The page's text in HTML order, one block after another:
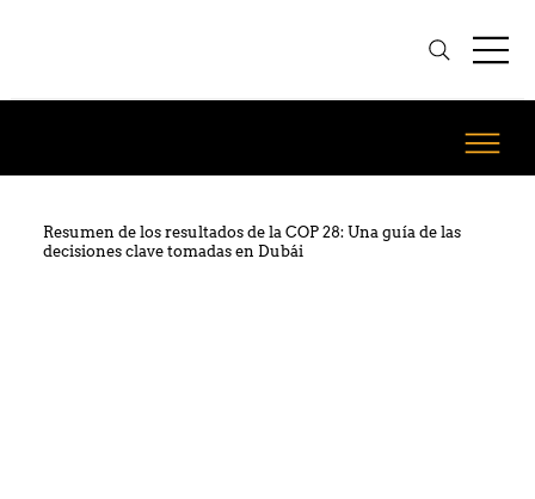
Resumen de los resultados de la COP 28: Una guía de las
decisiones clave tomadas en Dubái